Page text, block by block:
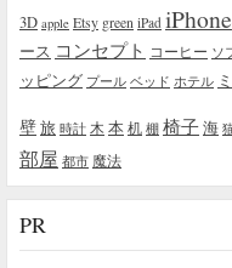
3D apple Etsy green iPad iPhone
ース コンセプト コーヒー ソ
ッピング プール ベッド ホテル
壁旅 時計 木 本机 棚 椅子海
部屋 都市 魔法
PR